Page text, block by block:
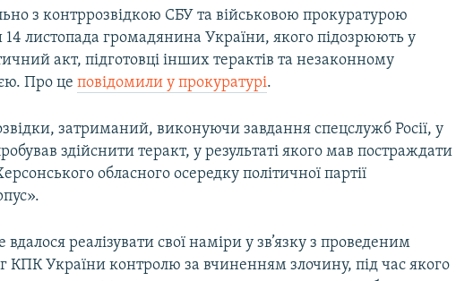
з контррозвідкою СБУ та військовою прокуратурою
листопада громадянина України, якого підозрюють у
акт, підготовці інших терактів та незаконному
Про цеповідомили у прокуратурі.
затриманий, виконуючи завдання спецслужб Росії, у
здійснити теракт, у результаті якого мав постраждати
обласного осередку політичної партії
реалізувати свої наміри у зв’язку з проведеним
КПК України контролю за вчиненням злочину, під час якого